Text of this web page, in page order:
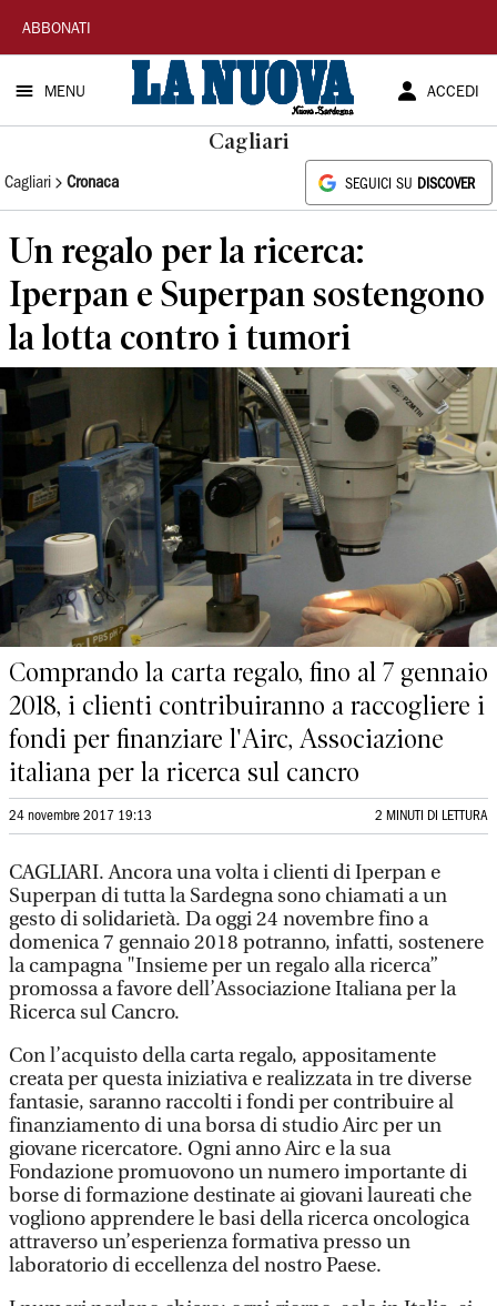
La
Nuova
Sardegna
ABBONATI
MENU ACCEDI
Cagliari
Cagliari Cronaca SEGUICI SU DISCOVER
Un regalo per la ricerca:
Iperpan e Superpan sostengono
la lotta contro i tumori
Comprando la carta regalo, fino al 7 gennaio
2018, i clienti contribuiranno a raccogliere i
fondi per finanziare l'Airc, Associazione
italiana per la ricerca sul cancro
24 novembre 2017 19:13 2 MINUTI DI LETTURA
CAGLIARI. Ancora una volta i clienti di Iperpan e
Superpan di tutta la Sardegna sono chiamati a un
gesto di solidarietà. Da oggi 24 novembre fino a
domenica 7 gennaio 2018 potranno, infatti, sostenere
la campagna "Insieme per un regalo alla ricerca”
promossa a favore dell’Associazione Italiana per la
Ricerca sul Cancro.
Con l’acquisto della carta regalo, appositamente
creata per questa iniziativa e realizzata in tre diverse
fantasie, saranno raccolti i fondi per contribuire al
finanziamento di una borsa di studio Airc per un
giovane ricercatore. Ogni anno Airc e la sua
Fondazione promuovono un numero importante di
borse di formazione destinate ai giovani laureati che
vogliono apprendere le basi della ricerca oncologica
attraverso un’esperienza formativa presso un
laboratorio di eccellenza del nostro Paese.